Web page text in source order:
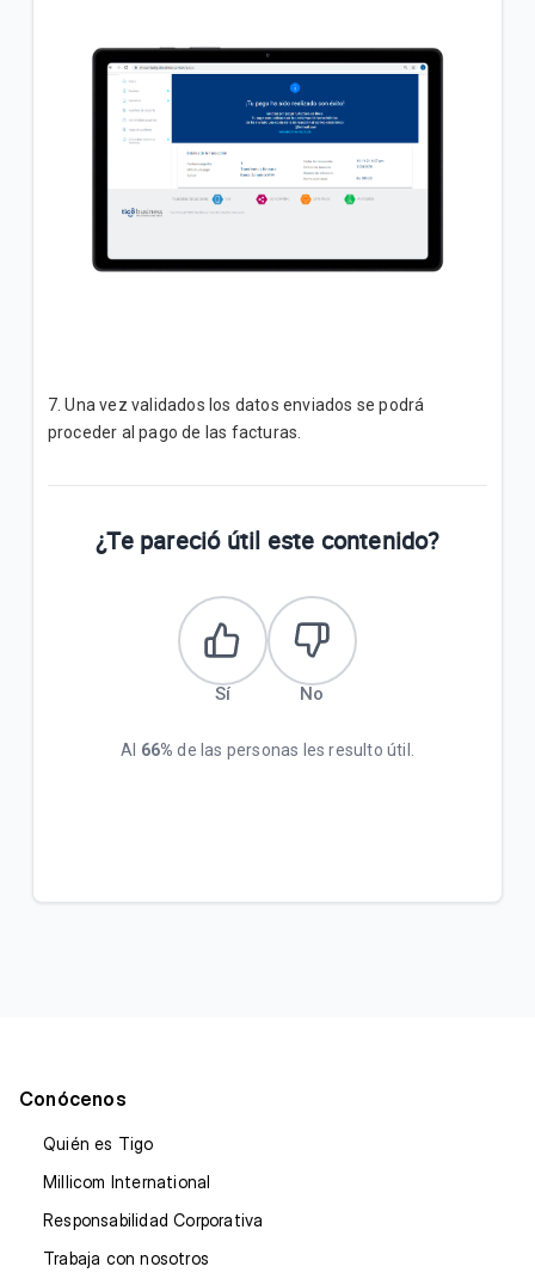
7. Una vez validados los datos enviados se podrá
proceder al pago de las facturas.
¿Te pareció útil este contenido?
Sí No
Al 66% de las personas les resulto útil.
Conócenos
Quién es Tigo
Millicom International
Responsabilidad Corporativa
Trabaja con nosotros